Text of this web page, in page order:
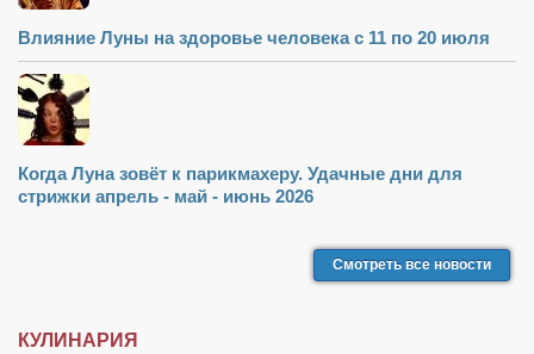
Влияние Луны на здоровье человека с 11 по 20 июля
Когда Луна зовёт к парикмахеру. Удачные дни для
стрижки апрель - май - июнь 2026
Смотреть все новости
КУЛИНАРИЯ